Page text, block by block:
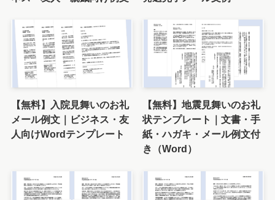
【無料】入院見舞いのお礼
メール例文｜ビジネス・友
人向けWordテンプレート
【無料】地震見舞いのお礼
状テンプレート｜文書・手
紙・ハガキ・メール例文付
き（Word）